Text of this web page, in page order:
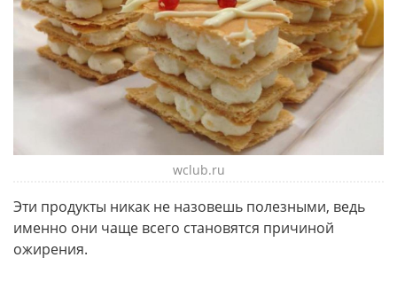
wclub.ru
Эти продукты никак не назовешь полезными, ведь
именно они чаще всего становятся причиной
ожирения.